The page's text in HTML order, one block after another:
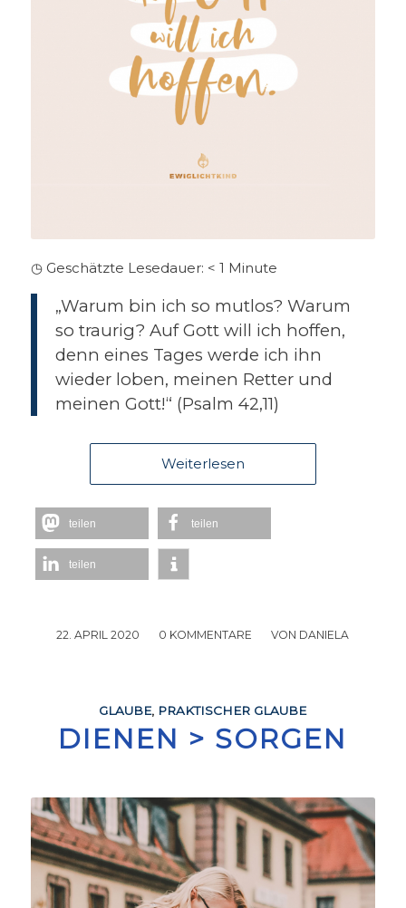
◷ Geschätzte Lesedauer: < 1 Minute
„Warum bin ich so mutlos? Warum
so traurig? Auf Gott will ich hoffen,
denn eines Tages werde ich ihn
wieder loben, meinen Retter und
meinen Gott!“ (Psalm 42,11)
Weiterlesen
teilen teilen
teilen
22. APRIL 2020
/ 0 KOMMENTARE
/ VON DANIELA
GLAUBE, PRAKTISCHER GLAUBE
DIENEN > SORGEN